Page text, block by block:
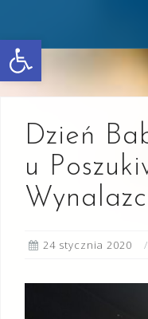
Otwórz pasek narzędzi
content
Dzień
u
24 stycznia 2020